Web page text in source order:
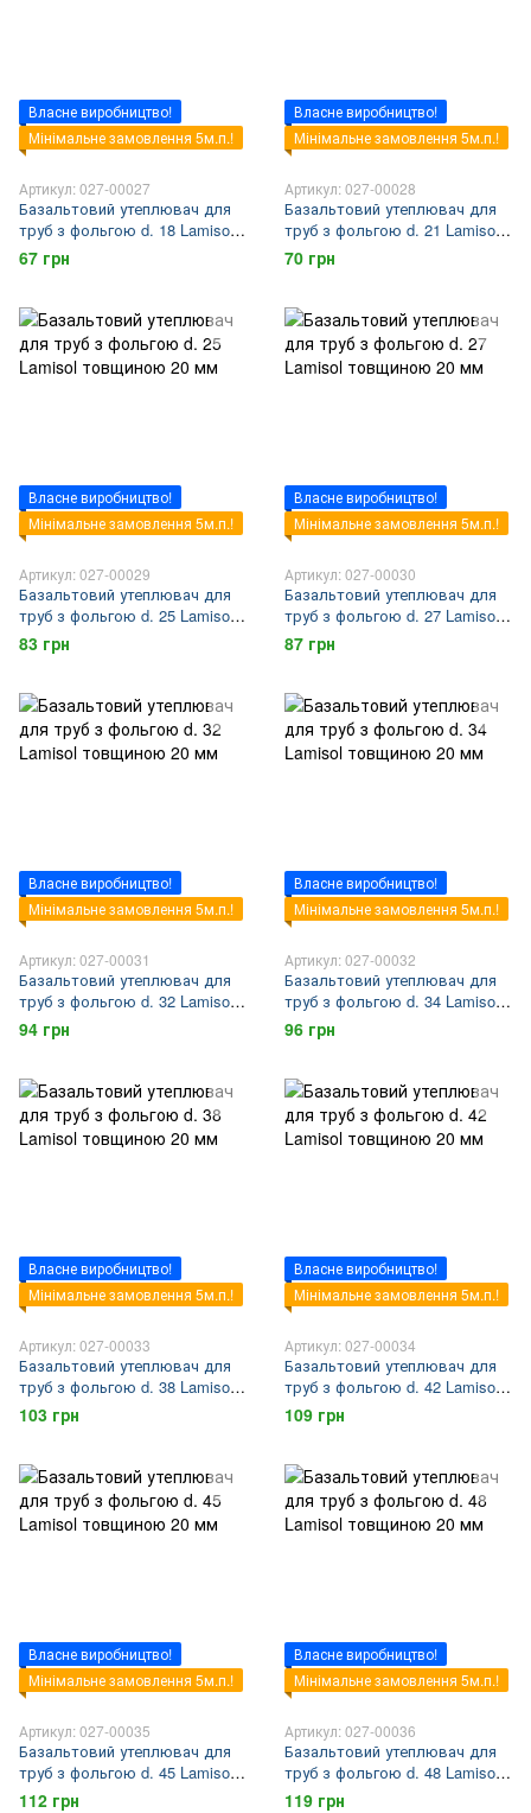
Власне виробництво!
Мінімальне замовлення 5м.п.!
Артикул: 027-00027
Базальтовий утеплювач для
труб з фольгою d. 18 Lamisol
товщиною 20 мм
67 грн
Власне виробництво!
Мінімальне замовлення 5м.п.!
Артикул: 027-00028
Базальтовий утеплювач для
труб з фольгою d. 21 Lamisol
товщиною 20 мм
70 грн
Власне виробництво!
Мінімальне замовлення 5м.п.!
Артикул: 027-00029
Базальтовий утеплювач для
труб з фольгою d. 25 Lamisol
товщиною 20 мм
83 грн
Власне виробництво!
Мінімальне замовлення 5м.п.!
Артикул: 027-00030
Базальтовий утеплювач для
труб з фольгою d. 27 Lamisol
товщиною 20 мм
87 грн
Власне виробництво!
Мінімальне замовлення 5м.п.!
Артикул: 027-00031
Базальтовий утеплювач для
труб з фольгою d. 32 Lamisol
товщиною 20 мм
94 грн
Власне виробництво!
Мінімальне замовлення 5м.п.!
Артикул: 027-00032
Базальтовий утеплювач для
труб з фольгою d. 34 Lamisol
товщиною 20 мм
96 грн
Власне виробництво!
Мінімальне замовлення 5м.п.!
Артикул: 027-00033
Базальтовий утеплювач для
труб з фольгою d. 38 Lamisol
товщиною 20 мм
103 грн
Власне виробництво!
Мінімальне замовлення 5м.п.!
Артикул: 027-00034
Базальтовий утеплювач для
труб з фольгою d. 42 Lamisol
товщиною 20 мм
109 грн
Власне виробництво!
Мінімальне замовлення 5м.п.!
Артикул: 027-00035
Базальтовий утеплювач для
труб з фольгою d. 45 Lamisol
товщиною 20 мм
112 грн
Власне виробництво!
Мінімальне замовлення 5м.п.!
Артикул: 027-00036
Базальтовий утеплювач для
труб з фольгою d. 48 Lamisol
товщиною 20 мм
119 грн